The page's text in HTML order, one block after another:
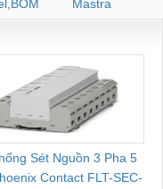
CHAY
Mastra
Sét Nguồn 3 Pha 5
Contact FLT-SEC-